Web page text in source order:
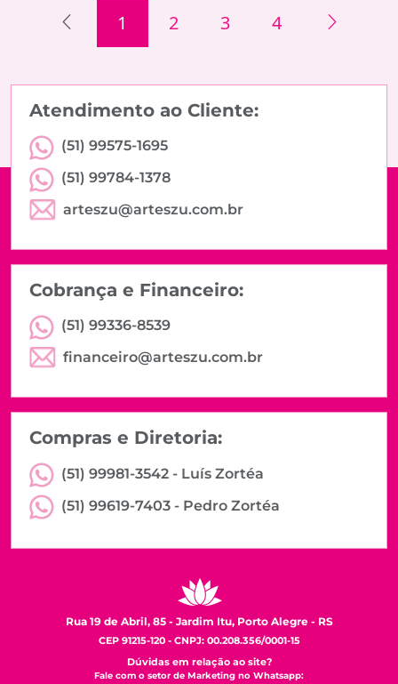
1 2 3 4
Atendimento ao Cliente:
(51) 99575-1695
(51) 99784-1378
arteszu@arteszu.com.br
Cobrança e Financeiro:
(51) 99336-8539
financeiro@arteszu.com.br
Compras e Diretoria:
(51) 99981-3542 - Luís Zortéa
(51) 99619-7403 - Pedro Zortéa
Rua 19 de Abril, 85 - Jardim Itu, Porto Alegre - RS
CEP 91215-120 - CNPJ: 00.208.356/0001-15
Dúvidas em relação ao site?
Fale com o setor de Marketing no Whatsapp: